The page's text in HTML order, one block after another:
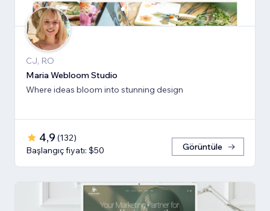
CJ, RO
Maria Webloom Studio
Where ideas bloom into stunning design
4,9 (132)
Başlangıç fiyatı: $50
Görüntüle